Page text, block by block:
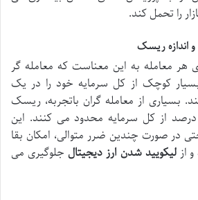
را تحمل کند.
معامله به این معناست که معامله گر
کوچک از کل سرمایه خود را در یک
بسیاری از معامله گران باتجربه، ریسک
هر معامله را به ۱ تا ۲ درصد از کل سرمایه محدود می کنند. این
در صورت چندین ضرر متوالی، امکان بقا
و ازلیکویید شدن ارز دیجیتال جلوگیری می